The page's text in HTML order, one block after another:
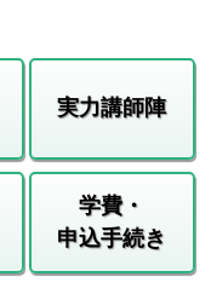
実力講師陣
学費・
申込手続き